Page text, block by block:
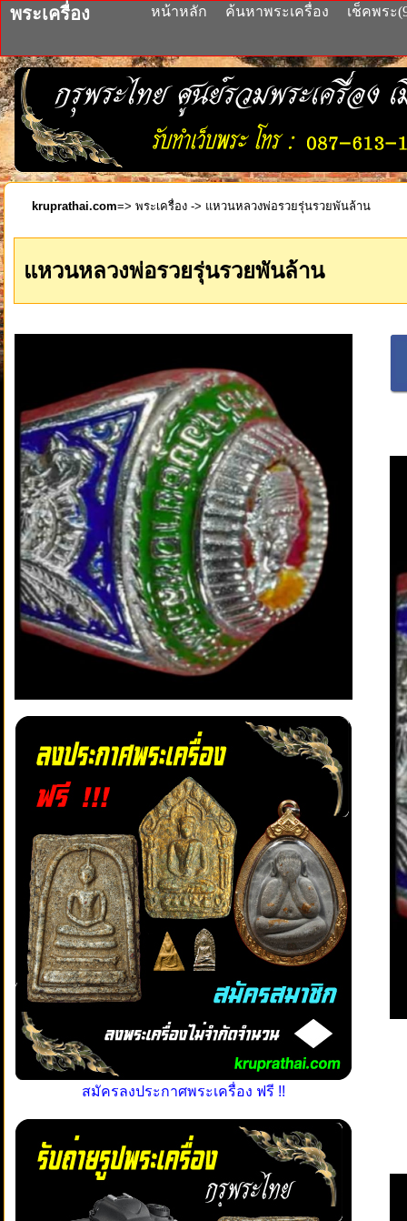
พระเครื่อง หน้าหลัก ค้นหาพระเครื่อง เช็คพระ
kruprathai.com=> พระเครื่อง -> แหวนหลวงพ่อรวยรุ่นรวยพันล้าน
แหวนหลวงพ่อรวยรุ่นรวยพันล้าน
สมัครลงประกาศพระเครื่อง ฟรี !!